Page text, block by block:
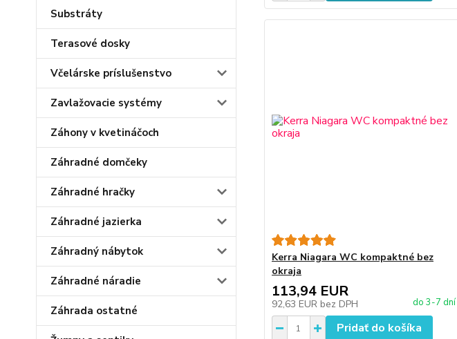
Substráty
Terasové dosky
Včelárske príslušenstvo
Zavlažovacie systémy
Záhony v kvetináčoch
Záhradné domčeky
Záhradné hračky
Záhradné jazierka
Záhradný nábytok
Záhradné náradie
Záhrada ostatné
Kerra Niagara WC kompaktné bez
okraja
113,94 EUR
92,63 EUR bez DPH do 3-7 dní
Pridať do košíka